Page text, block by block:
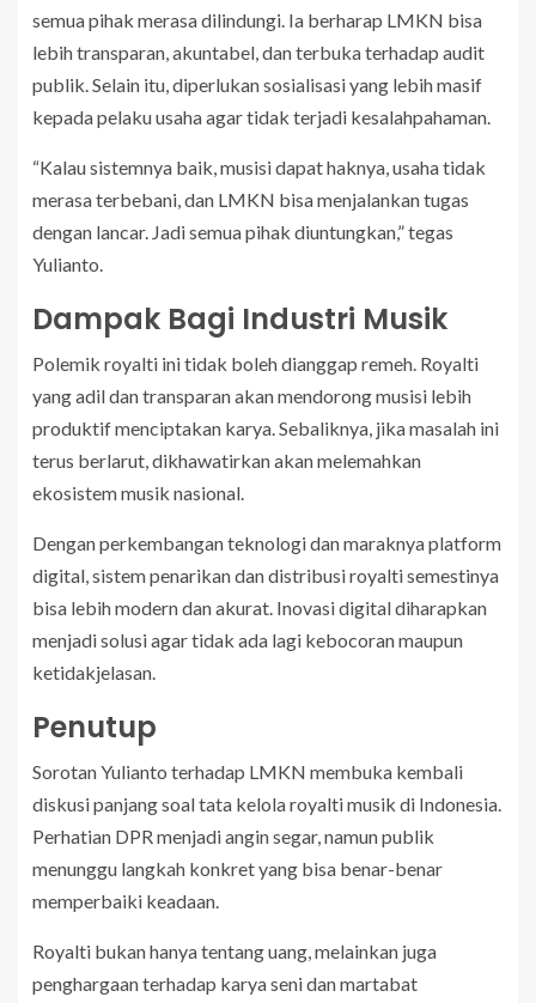
semua pihak merasa dilindungi. Ia berharap LMKN bisa
lebih transparan, akuntabel, dan terbuka terhadap audit
publik. Selain itu, diperlukan sosialisasi yang lebih masif
kepada pelaku usaha agar tidak terjadi kesalahpahaman.
“Kalau sistemnya baik, musisi dapat haknya, usaha tidak
merasa terbebani, dan LMKN bisa menjalankan tugas
dengan lancar. Jadi semua pihak diuntungkan,” tegas
Yulianto.
Dampak Bagi Industri Musik
Polemik royalti ini tidak boleh dianggap remeh. Royalti
yang adil dan transparan akan mendorong musisi lebih
produktif menciptakan karya. Sebaliknya, jika masalah ini
terus berlarut, dikhawatirkan akan melemahkan
ekosistem musik nasional.
Dengan perkembangan teknologi dan maraknya platform
digital, sistem penarikan dan distribusi royalti semestinya
bisa lebih modern dan akurat. Inovasi digital diharapkan
menjadi solusi agar tidak ada lagi kebocoran maupun
ketidakjelasan.
Penutup
Sorotan Yulianto terhadap LMKN membuka kembali
diskusi panjang soal tata kelola royalti musik di Indonesia.
Perhatian DPR menjadi angin segar, namun publik
menunggu langkah konkret yang bisa benar-benar
memperbaiki keadaan.
Royalti bukan hanya tentang uang, melainkan juga
penghargaan terhadap karya seni dan martabat